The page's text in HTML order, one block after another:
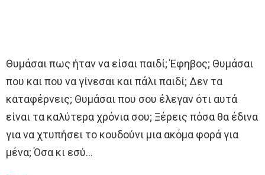
Θυμάσαι πως ήταν να είσαι παιδί; Έφηβος; Θυμάσαι
που και που να γίνεσαι και πάλι παιδί; Δεν τα
καταφέρνεις; Θυμάσαι που σου έλεγαν ότι αυτά
είναι τα καλύτερα χρόνια σου; Ξέρεις πόσα θα έδινα
για να χτυπήσει το κουδούνι μια ακόμα φορά για
μένα; Όσα κι εσύ…